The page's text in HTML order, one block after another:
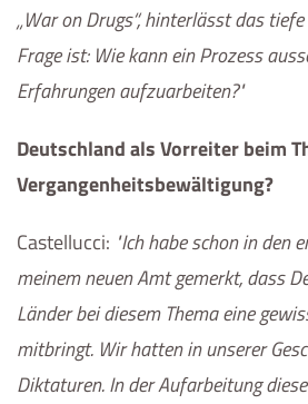
„War on Drugs“, hinterlässt das
Frage ist: Wie kann ein Prozess
Erfahrungen aufzuarbeiten?
Deutschland als Vorreiter beim
Vergangenheitsbewältigung?
Castellucci: Ich habe schon in den
meinem neuen Amt gemerkt, dass
Länder bei diesem Thema eine
mitbringt. Wir hatten in unserer
Diktaturen. In der Aufarbeitung